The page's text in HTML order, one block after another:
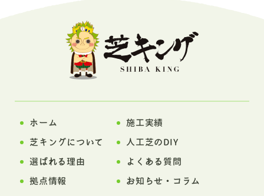
ホーム
芝キングについて
選ばれる理由
拠点情報
施工実績
人工芝のDIY
よくある質問
お知らせ・コラム